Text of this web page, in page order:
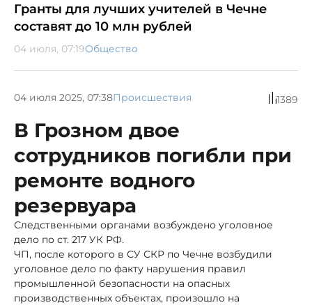
Гранты для лучших учителей в Чечне
составят до 10 млн рублей
04 июля, 07:19Общество
04 июля 2025, 07:38Происшествия 1389
В Грозном двое
сотрудников погибли при
ремонте водного
резервуара
Следственными органами возбуждено уголовное
дело по ст. 217 УК РФ.
ЧП, после которого в СУ СКР по Чечне возбудили
уголовное дело по факту нарушения правил
промышленной безопасности на опасных
производственных объектах, произошло на